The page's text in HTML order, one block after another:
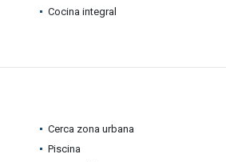
Cocina integral
Cerca zona urbana
Piscina